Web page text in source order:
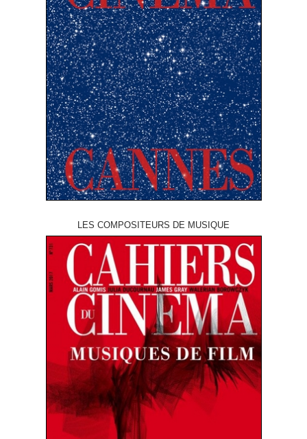
LES COMPOSITEURS DE MUSIQUE